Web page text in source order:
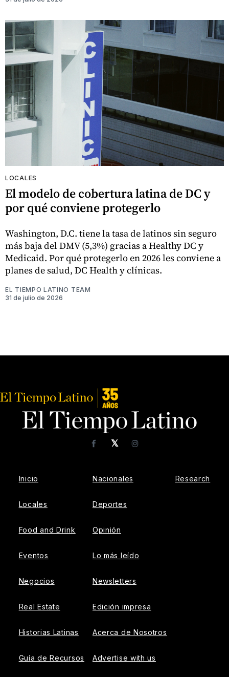
LOCALES
El modelo de cobertura latina de DC y
por qué conviene protegerlo
Washington, D.C. tiene la tasa de latinos sin seguro
más baja del DMV (5,3%) gracias a Healthy DC y
Medicaid. Por qué protegerlo en 2026 les conviene a
planes de salud, DC Health y clínicas.
EL TIEMPO LATINO TEAM
31 de julio de 2026
𝕏
FacebookInstagram
Inicio
Locales
Food and Drink
Eventos
Negocios
Real Estate
Historias Latinas
Guía de Recursos
Nacionales
Deportes
Opinión
Lo más leído
Newsletters
Edición impresa
Acerca de Nosotros
Advertise with us
Research